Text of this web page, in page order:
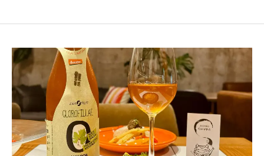
NEW POST
最新情報 飲食マーケティング